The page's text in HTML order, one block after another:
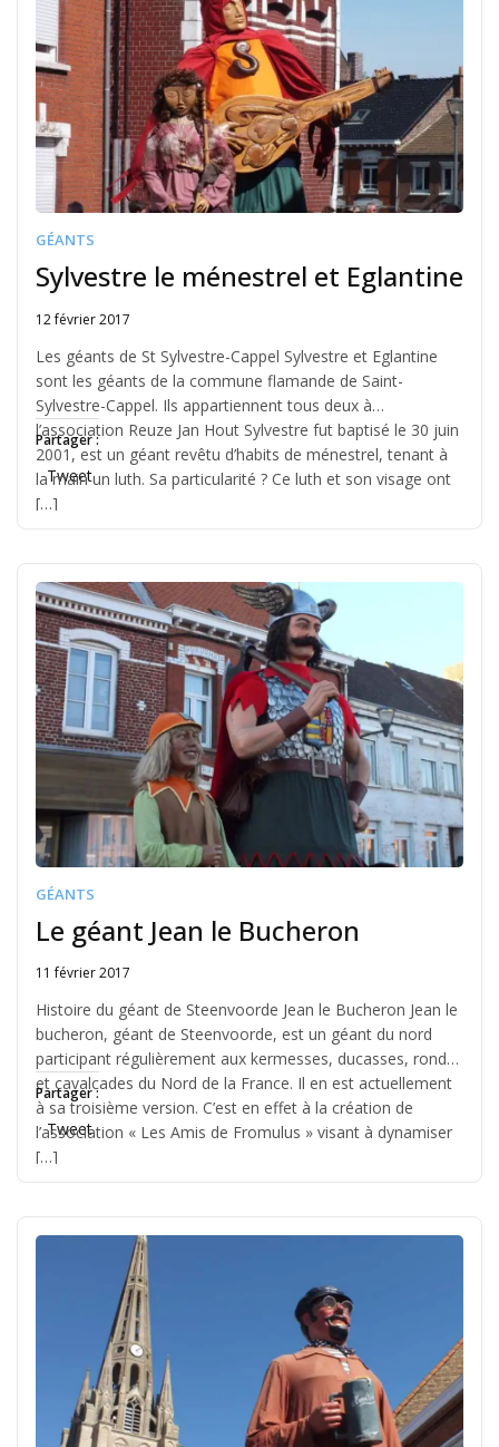
GÉANTS
Sylvestre le ménestrel et Eglantine
Written
Jérémie
12 février 2017
Les géants de St Sylvestre-Cappel Sylvestre et Eglantine
sont les géants de la commune flamande de Saint-
Sylvestre-Cappel. Ils appartiennent tous deux à
l’association Reuze Jan Hout Sylvestre fut baptisé le 30 juin
2001, est un géant revêtu d’habits de ménestrel, tenant à
la main un luth. Sa particularité ? Ce luth et son visage ont
[…]
Partager :
Tweet
GÉANTS
Le géant Jean le Bucheron
Written
Jérémie
11 février 2017
Histoire du géant de Steenvoorde Jean le Bucheron Jean le
bucheron, géant de Steenvoorde, est un géant du nord
participant régulièrement aux kermesses, ducasses, rondes
et cavalcades du Nord de la France. Il en est actuellement
à sa troisième version. C’est en effet à la création de
l’association « Les Amis de Fromulus » visant à dynamiser
[…]
Partager :
Tweet